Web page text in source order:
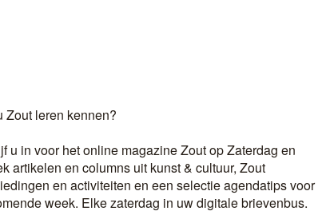
Log inals u al abonnee bent.
per maand ontvangt u het kunst- en